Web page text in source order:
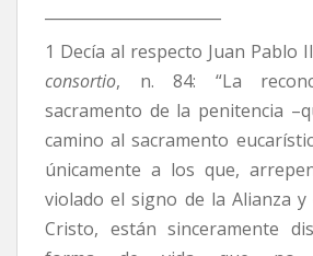
1 Decía al respecto Juan Pablo
consortio, n. 84: “La
sacramento de la penitencia
camino al sacramento
únicamente a los que,
violado el signo de la Alianza y
Cristo, están sinceramente